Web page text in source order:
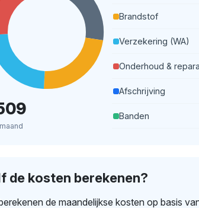
Brandstof
Verzekering (WA)
Onderhoud &
Afschrijving
Banden
de kosten berekenen?
de maandelijkse kosten op basis